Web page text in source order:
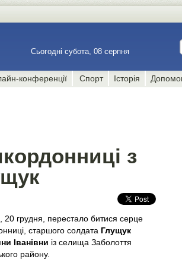
Сьогодні субота, 08 серпня
конференції Спорт Історія
з
20 грудня, перестало битися серце
старшого солдата Глущук
Іванівни із селища Заболоття
району.